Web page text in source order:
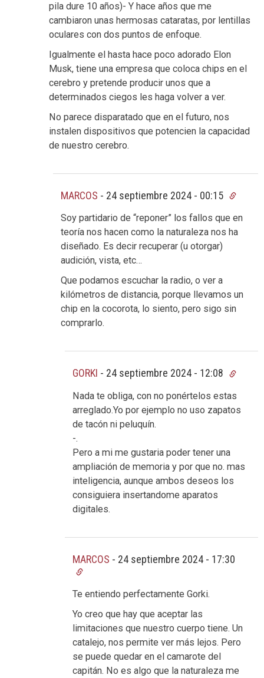
pila dure 10 años)- Y hace años que me
cambiaron unas hermosas cataratas, por lentillas
oculares con dos puntos de enfoque.
Igualmente el hasta hace poco adorado Elon
Musk, tiene una empresa que coloca chips en el
cerebro y pretende producir unos que a
determinados ciegos les haga volver a ver.
No parece disparatado que en el futuro, nos
instalen dispositivos que potencien la capacidad
de nuestro cerebro.
MARCOS - 24 septiembre 2024 - 00:15
Soy partidario de “reponer” los fallos que en
teoría nos hacen como la naturaleza nos ha
diseñado. Es decir recuperar (u otorgar)
audición, vista, etc…
Que podamos escuchar la radio, o ver a
kilómetros de distancia, porque llevamos un
chip en la cocorota, lo siento, pero sigo sin
comprarlo.
GORKI - 24 septiembre 2024 - 12:08
Nada te obliga, con no ponértelos estas
arreglado.Yo por ejemplo no uso zapatos
de tacón ni peluquín.
-.
Pero a mi me gustaria poder tener una
ampliación de memoria y por que no. mas
inteligencia, aunque ambos deseos los
consiguiera insertandome aparatos
digitales.
MARCOS - 24 septiembre 2024 - 17:30
Te entiendo perfectamente Gorki.
Yo creo que hay que aceptar las
limitaciones que nuestro cuerpo tiene. Un
catalejo, nos permite ver más lejos. Pero
se puede quedar en el camarote del
capitán. No es algo que la naturaleza me